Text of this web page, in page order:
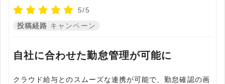
5/5
投稿経路 キャンペーン
自社に合わせた勤怠管理が可能に
クラウド給与とのスムーズな連携が可能で、勤怠確認の画